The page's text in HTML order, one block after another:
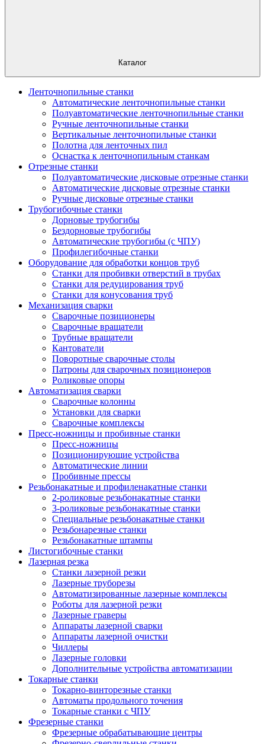
Каталог
Ленточнопильные станки
Автоматические ленточнопильные станки
Полуавтоматические ленточнопильные станки
Ручные ленточнопильные станки
Вертикальные ленточнопильные станки
Полотна для ленточных пил
Оснастка к ленточнопильным станкам
Отрезные станки
Полуавтоматические дисковые отрезные станки
Автоматические дисковые отрезные станки
Ручные дисковые отрезные станки
Трубогибочные станки
Дорновые трубогибы
Бездорновые трубогибы
Автоматические трубогибы (с ЧПУ)
Профилегибочные станки
Оборудование для обработки концов труб
Станки для пробивки отверстий в трубах
Станки для редуцирования труб
Станки для конусования труб
Механизация сварки
Сварочные позиционеры
Сварочные вращатели
Трубные вращатели
Кантователи
Поворотные сварочные столы
Патроны для сварочных позиционеров
Роликовые опоры
Автоматизация сварки
Сварочные колонны
Установки для сварки
Сварочные комплексы
Пресс-ножницы и пробивные станки
Пресс-ножницы
Позиционирующие устройства
Автоматические линии
Пробивные прессы
Резьбонакатные и профиленакатные станки
2-роликовые резьбонакатные станки
3-роликовые резьбонакатные станки
Специальные резьбонакатные станки
Резьбонарезные станки
Резьбонакатные штампы
Листогибочные станки
Лазерная резка
Станки лазерной резки
Лазерные труборезы
Автоматизированные лазерные комплексы
Роботы для лазерной резки
Лазерные граверы
Аппараты лазерной сварки
Аппараты лазерной очистки
Чиллеры
Лазерные головки
Дополнительные устройства автоматизации
Токарные станки
Токарно-винторезные станки
Автоматы продольного точения
Токарные станки с ЧПУ
Фрезерные станки
Фрезерные обрабатывающие центры